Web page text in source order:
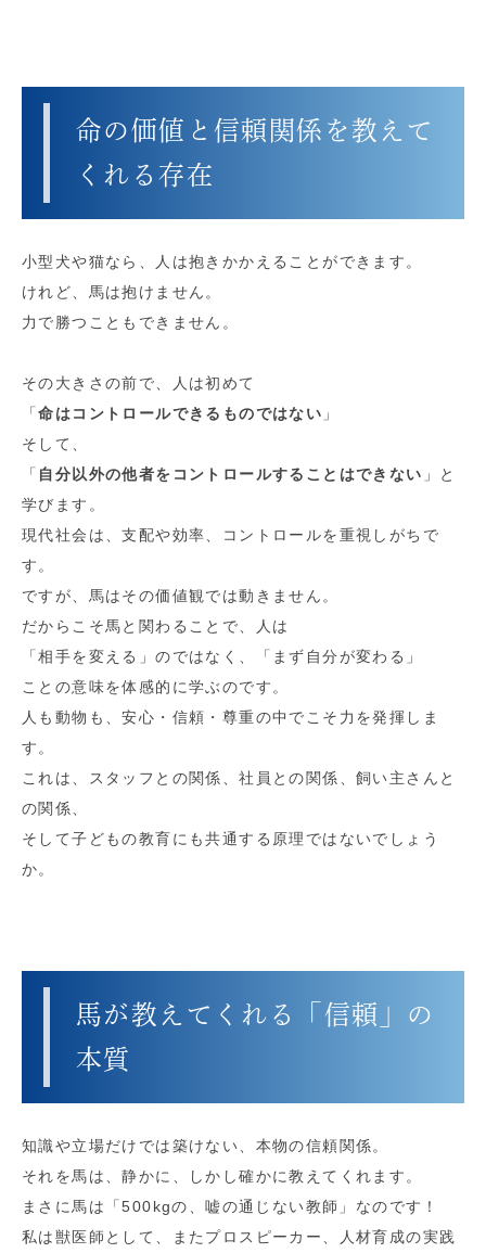
命の価値と信頼関係を教えて
くれる存在
小型犬や猫なら、人は抱きかかえることができます。
けれど、馬は抱けません。
力で勝つこともできません。
その大きさの前で、人は初めて
「命はコントロールできるものではない 」
そして、
「 自分以外の他者をコントロールすることはできない 」と
学びます。
現代社会は、支配や効率、コントロールを重視しがちで
す。
ですが、馬はその価値観では動きません。
だからこそ馬と関わることで、人は
「相手を変える」のではなく、「まず自分が変わる」
ことの意味を体感的に学ぶのです。
人も動物も、安心・信頼・尊重の中でこそ力を発揮しま
す。
これは、スタッフとの関係、社員との関係、飼い主さんと
の関係、
そして子どもの教育にも共通する原理ではないでしょう
か。
馬が教えてくれる「信頼」の
本質
知識や立場だけでは築けない、本物の信頼関係。
それを馬は、静かに、しかし確かに教えてくれます。
まさに馬は「500kgの、嘘の通じない教師」なのです！
私は獣医師として、またプロスピーカー、人材育成の実践